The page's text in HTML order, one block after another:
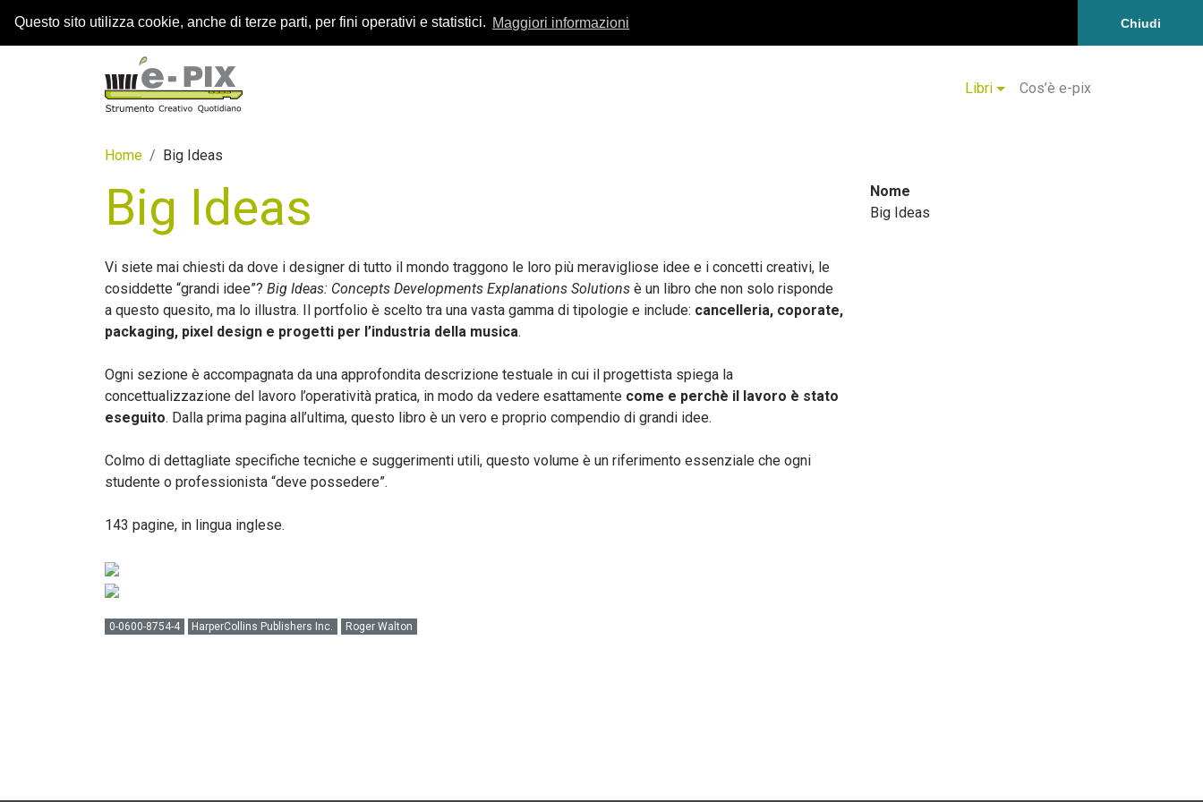
Questo sito utilizza cookie, anche di terze parti, per fini operativi e statistici. Maggiori informazioni Chiudi
Libri Cos’è e-pix
Home Big Ideas
Big Ideas
Vi siete mai chiesti da dove i designer di tutto il mondo traggono le loro più meravigliose idee e i concetti creativi, le
cosiddette “grandi idee”? Big Ideas: Concepts Developments Explanations Solutions è un libro che non solo risponde
a questo quesito, ma lo illustra. Il portfolio è scelto tra una vasta gamma di tipologie e include: cancelleria, coporate,
packaging, pixel design e progetti per l’industria della musica.
Ogni sezione è accompagnata da una approfondita descrizione testuale in cui il progettista spiega la
concettualizzazione del lavoro l’operatività pratica, in modo da vedere esattamente come e perchè il lavoro è stato
eseguito. Dalla prima pagina all’ultima, questo libro è un vero e proprio compendio di grandi idee.
Colmo di dettagliate specifiche tecniche e suggerimenti utili, questo volume è un riferimento essenziale che ogni
studente o professionista “deve possedere”.
143 pagine, in lingua inglese.
0-0600-8754-4 HarperCollins Publishers Inc. Roger Walton
Nome
Big Ideas